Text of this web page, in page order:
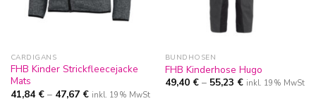
CARDIGANS
FHB Kinder Strickfleecejacke
Mats
41,84 €– 47,67 € inkl. 19% MwSt
BUNDHOSEN
FHB Kinderhose Hugo
49,40 €– 55,23 € inkl. 19% MwSt